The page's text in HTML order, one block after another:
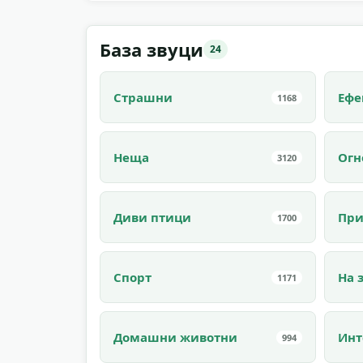
База звуци 24
Страшни 1168
Неща 3120
Диви птици 1700
Спорт 1171 На
Домашни животни 994